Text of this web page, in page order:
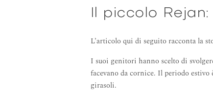
Il piccolo
L’articolo qui di seguito racconta la
I suoi genitori hanno scelto di
facevano da cornice. Il periodo
girasoli.